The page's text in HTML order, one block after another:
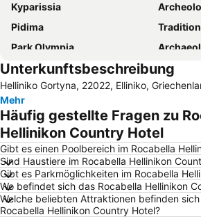
Kyparissia
Pidima
Traditional
Park Olympia
Traditional Settlement of Zatouna
Arcadian
Artemisia
Unterkunftsbeschreibung
Helliniko Gortyna, 22022, Elliniko,
Mehr
Häufig gestellte Fragen zu
Hellinikon Country Hotel
Gibt es einen Poolbereich im Rocabella
Sind Haustiere im Rocabella Hellinikon
Gibt es Parkmöglichkeiten im Rocabella
Wo befindet sich das Rocabella Hellinikon
Welche beliebten Attraktionen befinden
Rocabella Hellinikon Country Hotel?